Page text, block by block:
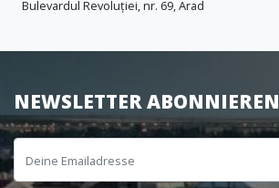
Bulevardul Revoluției, nr. 69, Arad
NEWSLETTER ABONNIEREN